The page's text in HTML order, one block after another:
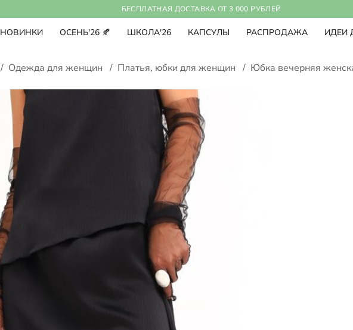
БЕСПЛАТНАЯ ДОСТАВКА ОТ 3 000 РУБЛЕЙ
НОВИНКИ ОСЕНЬ'26 🍂 ШКОЛА'26 КАПСУЛЫ РАСПРОДАЖА ИДЕИ
/ Одежда для женщин / Платья, юбки для женщин / Юбка вечерняя